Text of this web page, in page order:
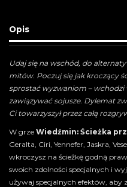
Opis
Udaj się na wschód, do
mitów. Poczuj się jak kroczący
sprostać wyzwaniom – wchodzi
zawiązywać sojusze. Dylemat
Ci towarzyszył przez całą
W grze Wiedźmin: Ścieżka
Geralta, Ciri, Yennefer, Jaskra,
wkroczysz na ścieżkę godną
swoich zdolności specjalnych i
używaj specjalnych efektów, aby